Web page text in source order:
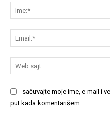
sačuvajte moje ime, e-mail i
put kada komentarišem.